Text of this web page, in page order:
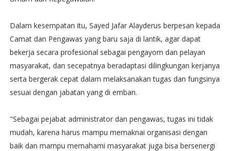
Dalam kesempatan itu, Sayed Jafar Alayderus berpesan kepada
Camat dan Pengawas yang baru saja di lantik, agar dapat
bekerja secara profesional sebagai pengayom dan pelayan
masyarakat, dan secepatnya beradaptasi dilingkungan kerjanya
serta bergerak cepat dalam melaksanakan tugas dan fungsinya
sesuai dengan jabatan yang di emban.
"Sebagai pejabat administrator dan pengawas, tugas ini tidak
mudah, karena harus mampu memaknai organisasi dengan
baik dan mampu memahami masyarakat juga bisa bersenergi